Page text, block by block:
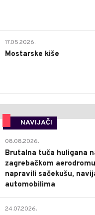
17.05.2026.
Mostarske kiše
NAVIJAČI
08.08.2026.
Brutalna tuča huligana
zagrebačkom
napravili sačekušu,
automobilima
24.07.2026.